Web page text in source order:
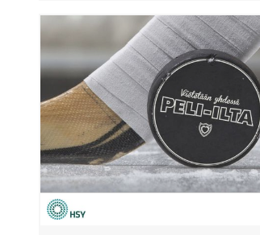
metsätalouden kokonaisvaltaiseen
valuma-aluelähtöiseen
vesienhallintaan.